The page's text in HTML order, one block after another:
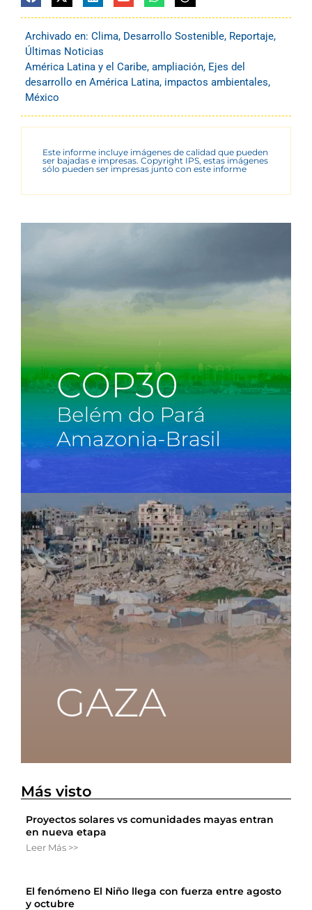
Archivado en: Clima, Desarrollo Sostenible, Reportaje,
Últimas Noticias
América Latina y el Caribe, ampliación, Ejes del
desarrollo en América Latina, impactos ambientales,
México
Este informe incluye imágenes de calidad que pueden
ser bajadas e impresas. Copyright IPS, estas imágenes
sólo pueden ser impresas junto con este informe
Más visto
Proyectos solares vs comunidades mayas entran
en nueva etapa
Leer Más >>
El fenómeno El Niño llega con fuerza entre agosto
y octubre